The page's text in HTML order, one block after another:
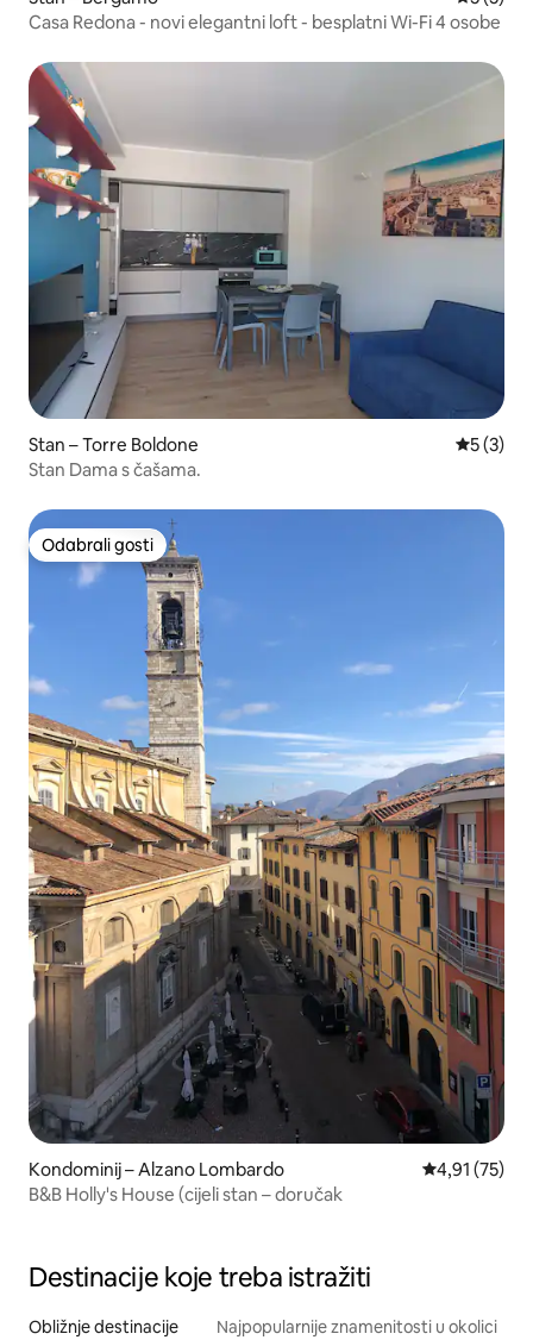
Casa Redona - novi elegantni loft - besplatni Wi-Fi 4 osobe
Stan – Torre Boldone
5 (3)
Stan Dama s čašama.
Odabrali gosti
Odabrali gosti
Kondominij – Alzano Lombardo Prosječna
4,91 (75)
B&B Holly's House (cijeli stan – doručak
Destinacije koje treba istražiti
Obližnje destinacije Najpopularnije znamenitosti u okolici